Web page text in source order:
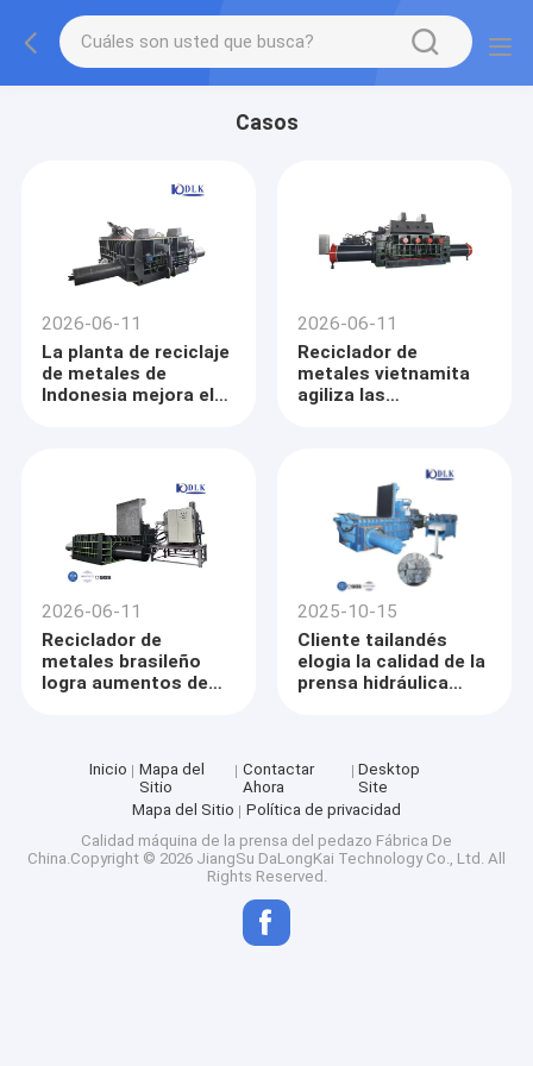
Casos
2026-06-11
La planta de reciclaje
de metales de
Indonesia mejora el
2026-06-11
Reciclador de
metales vietnamita
agiliza las
Y81QF-160
2026-06-11
Reciclador de
metales brasileño
logra aumentos de
de 630 toneladas
2025-10-15
Cliente tailandés
elogia la calidad de la
prensa hidráulica
Inicio
Mapa del
Sitio
Contactar
Ahora
Desktop
Site
Mapa del Sitio
Política de privacidad
Calidad máquina de la prensa del pedazo Fábrica De
China.Copyright © 2026 JiangSu DaLongKai Technology Co., Ltd. All
Rights Reserved.